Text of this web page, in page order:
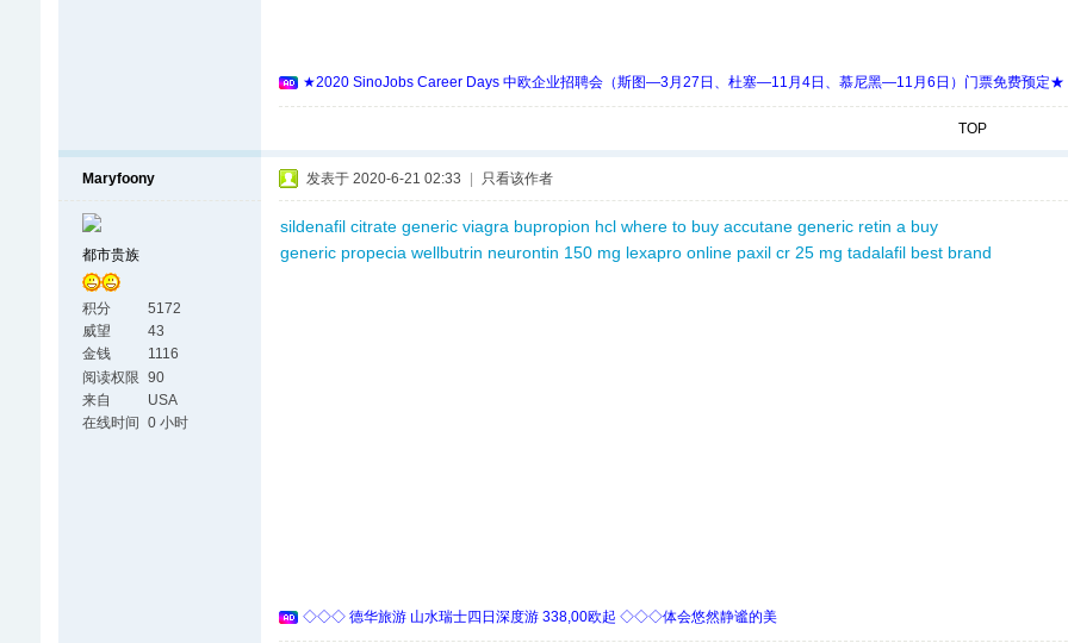
★2020 SinoJobs Career Days 中欧企业招聘会（斯图—3月27日、杜塞—11月4日、慕尼黑—11月6日）门票免费预定★
TOP
Maryfoony
都市贵族
积分
5172
威望
43
金钱
1116
阅读权限 90
来自
USA
在线时间
0 小时
发表于 2020-6-21 02:33 只看该作者
sildenafil citrate generic viagra bupropion hcl where to buy accutane generic retin a buy
generic propecia wellbutrin neurontin 150 mg lexapro online paxil cr 25 mg tadalafil best brand
◇◇◇ 德华旅游 山水瑞士四日深度游 338,00欧起 ◇◇◇体会悠然静谧的美